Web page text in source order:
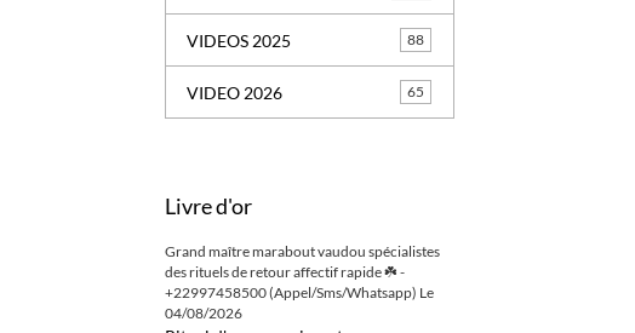
VIDEOS 2025 88
VIDEO 2026 65
Livre d'or
Grand maître marabout vaudou spécialistes
des rituels de retour affectif rapide ☘️ -
+22997458500 (Appel/Sms/Whatsapp) Le
04/08/2026